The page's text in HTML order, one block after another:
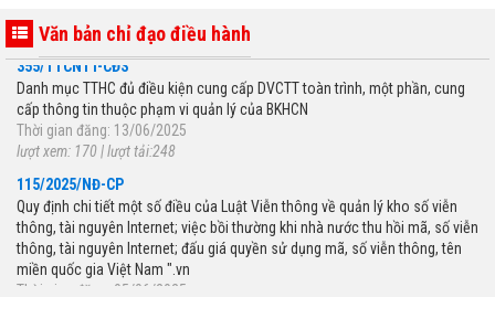
Văn bản chỉ đạo điều hành
355/TTCNTT-CĐS
Danh mục TTHC đủ điều kiện cung cấp DVCTT toàn trình, một phần, cung
cấp thông tin thuộc phạm vi quản lý của BKHCN
Thời gian đăng: 13/06/2025
lượt xem: 170 | lượt tải:248
115/2025/NĐ-CP
Quy định chi tiết một số điều của Luật Viễn thông về quản lý kho số viễn
thông, tài nguyên Internet; việc bồi thường khi nhà nước thu hồi mã, số viễn
thông, tài nguyên Internet; đấu giá quyền sử dụng mã, số viễn thông, tên
miền quốc gia Việt Nam ".vn
Thời gian đăng: 05/06/2025